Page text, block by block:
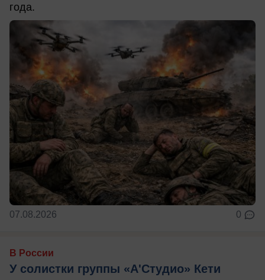
года.
07.08.2026 0
В России
У солистки группы «А'Студио» Кети